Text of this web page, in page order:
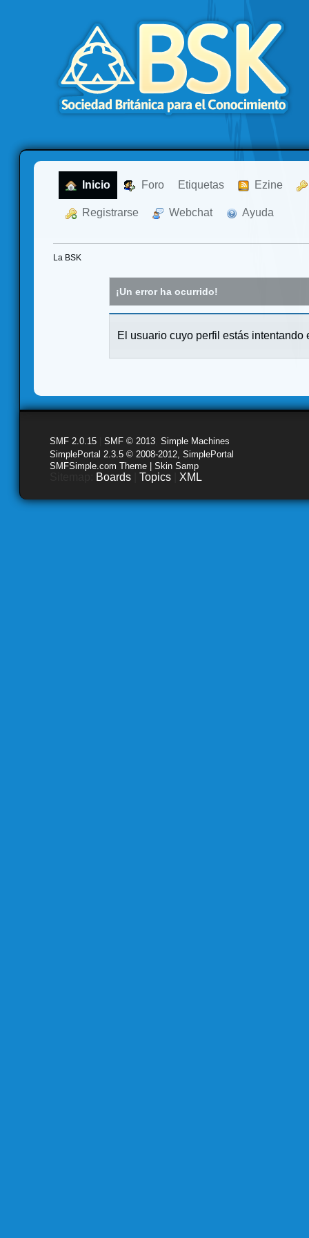
Inicio Foro Etiquetas Ezine
Registrarse Webchat Ayuda
La BSK
¡Un error ha ocurrido!
El usuario cuyo perfil estás intentando
SMF 2.0.15 SMF © 2013 Simple Machines
SimplePortal 2.3.5 © 2008-2012, SimplePortal
SMFSimple.com Theme | Skin Samp
Boards Topics XML